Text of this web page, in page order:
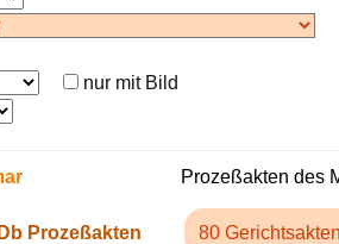
nur mit Bild
Prozeßakten
Prozeßakten des
80